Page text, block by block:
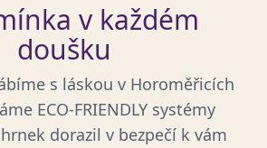
v každém
doušku
s láskou v Horoměřicích
ECO-FRIENDLY systémy
dorazil v bezpečí k vám